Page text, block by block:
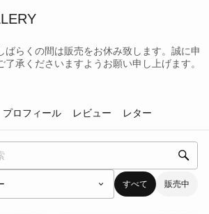
ばらくの間は販売をお休み致します。誠に申
了承くださいますようお願い申し上げます。
プロフィール レビュー レター
すべて 販売中